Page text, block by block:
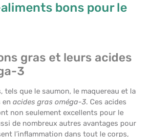
bons pour le
gras et leurs acides
3
tels que le saumon, le maquereau et la
acides gras oméga-3. Ces acides
non seulement excellents pour le
de nombreux autres avantages pour
l’inflammation dans tout le corps,